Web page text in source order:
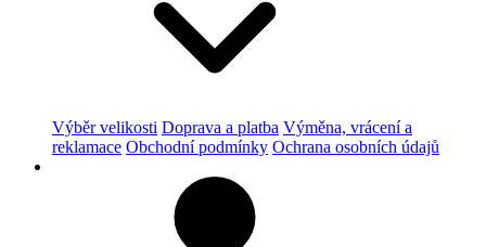
Výběr velikosti Doprava a platba Výměna, vrácení a
reklamace Obchodní podmínky Ochrana osobních údajů